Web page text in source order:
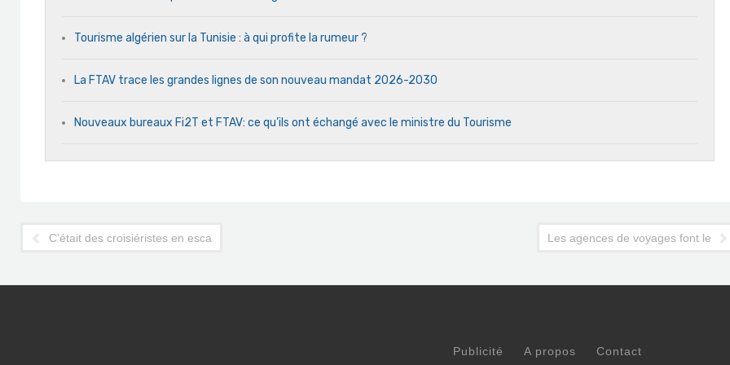
Tourisme algérien sur la Tunisie : à qui profite la rumeur ?
La FTAV trace les grandes lignes de son nouveau mandat 2026-2030
Nouveaux bureaux Fi2T et FTAV: ce qu’ils ont échangé avec le ministre du Tourisme
C'était des croisiéristes en escale d'une journée à Tunis Les agences de voyages font leur
Publicité A propos Contact